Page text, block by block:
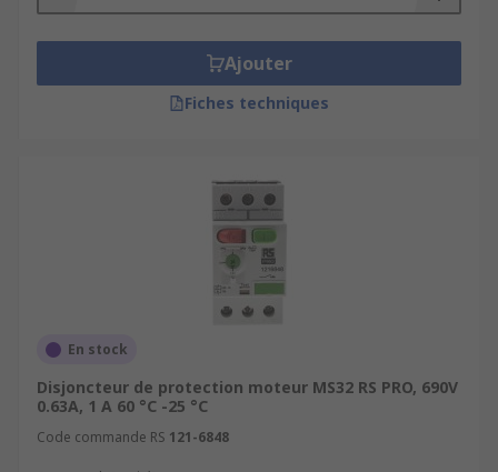
Ajouter
Fiches techniques
En stock
Disjoncteur de protection moteur MS32 RS PRO, 690V
0.63A, 1 A 60 °C -25 °C
Code commande RS 121-6848